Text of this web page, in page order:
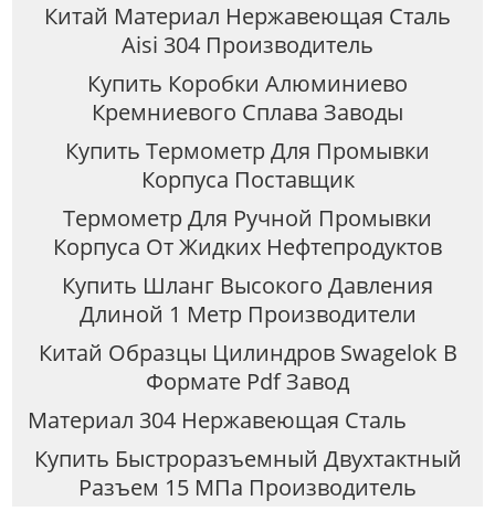
Китай Материал Нержавеющая Сталь
Aisi 304 Производитель
Купить Коробки Алюминиево
Кремниевого Сплава Заводы
Купить Термометр Для Промывки
Корпуса Поставщик
Термометр Для Ручной Промывки
Корпуса От Жидких Нефтепродуктов
Купить Шланг Высокого Давления
Длиной 1 Метр Производители
Китай Образцы Цилиндров Swagelok В
Формате Pdf Завод
Материал 304 Нержавеющая Сталь
Купить Быстроразъемный Двухтактный
Разъем 15 МПа Производитель